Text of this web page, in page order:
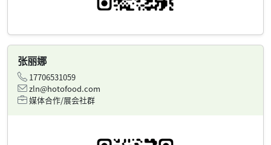
张丽娜
17706531059
zln@hotofood.com
媒体合作/展会社群